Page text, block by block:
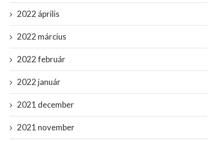
2022 április
2022 március
2022 február
2022 január
2021 december
2021 november